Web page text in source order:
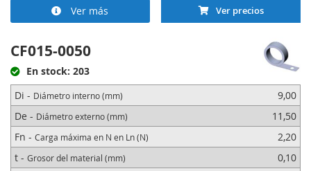
Ver más Ver precios
CF015-0050
En stock: 203
Di - Diámetro interno (mm)
9,00
De - Diámetro externo (mm)
11,50
Fn - Carga máxima en N en Ln (N)
2,20
t - Grosor del material (mm)
0,10